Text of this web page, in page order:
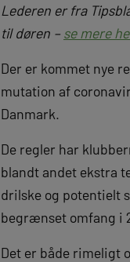
Lederen er fra
til døren – se mere
Der er kommet nye
mutation af
Danmark.
De regler har
blandt andet ekstra
drilske og potentielt
begrænset omfang i
Det er både rimeligt